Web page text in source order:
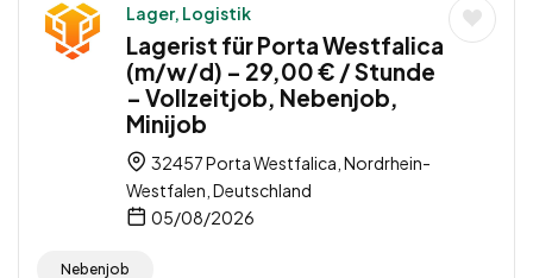
Lager, Logistik
Lagerist für Porta Westfalica
(m/w/d) – 29,00 € / Stunde
– Vollzeitjob, Nebenjob,
Minijob
32457 Porta Westfalica, Nordrhein-
Westfalen, Deutschland
05/08/2026
Nebenjob